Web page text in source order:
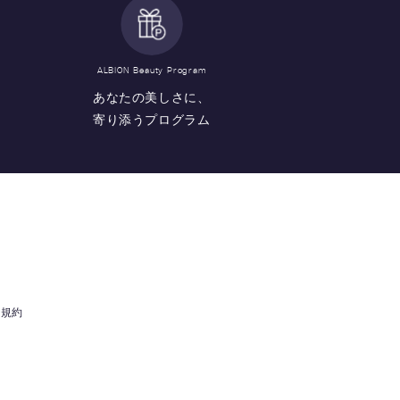
ALBION Beauty Program
あなたの美しさに、
寄り添うプログラム
約